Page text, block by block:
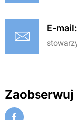
E-mail:
Zaobserwuj